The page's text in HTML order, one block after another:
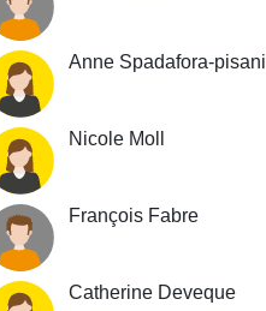
Anne Spadafora-pisani
Nicole Moll
François Fabre
Catherine Deveque